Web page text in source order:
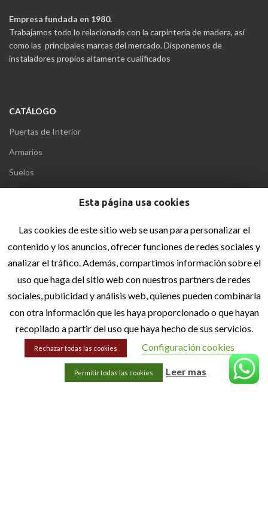
Empresa fundada en 1980.
Trabajamos todo lo relacionado con la carpintería de madera, así
como las principales marcas del mercado. Disponemos de
instaladores propios altamente cualificados
CATÁLOGO
Puertas de Interior
Armarios
Suelos
MENÚ
Quiénes Somos
Blog
Contacto
INFORMACIÓN LEGAL
Esta página usa cookies
Las cookies de este sitio web se usan para personalizar el
contenido y los anuncios, ofrecer funciones de redes sociales y
analizar el tráfico. Además, compartimos información sobre el
uso que haga del sitio web con nuestros partners de redes
sociales, publicidad y análisis web, quienes pueden combinarla
con otra información que les haya proporcionado o que hayan
recopilado a partir del uso que haya hecho de sus servicios.
Rechazar todas las cookies Configuración cookies
Permitir todas las cookies Leer mas